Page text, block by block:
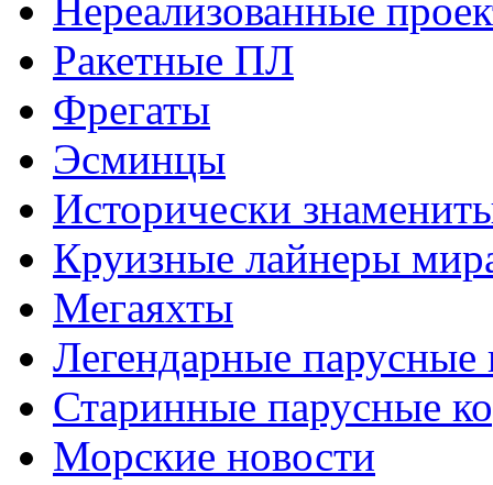
Нереализованные
Ракетные ПЛ
Фрегаты
Эсминцы
Исторически
Круизные лайнеры
Мегаяхты
Легендарные парусные
Старинные парусные
Морские новости